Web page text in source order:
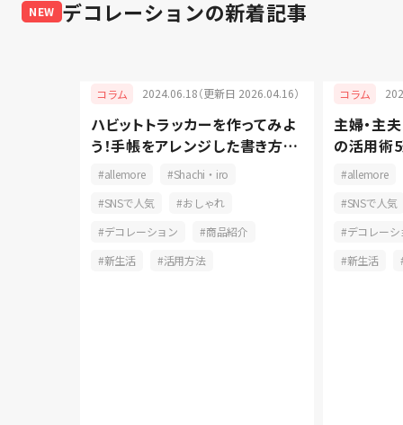
NEW デコレーションの新着記事
コラム 2024.06.18（更新日 2026.04.16）
ハビットトラッカーを作ってみよ
う！手帳をアレンジした書き方と
長続きの秘訣
allemore
Shachi・iro
SNSで人気
おしゃれ
デコレーション
商品紹介
新生活
活用方法
コラム
主婦・主
の活用術
コツをご
allemore
SNSで人気
デコレーシ
新生活